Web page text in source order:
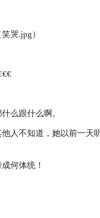
哭.jpg）
么跟什么啊。
人不知道，她以前一天
何体统！